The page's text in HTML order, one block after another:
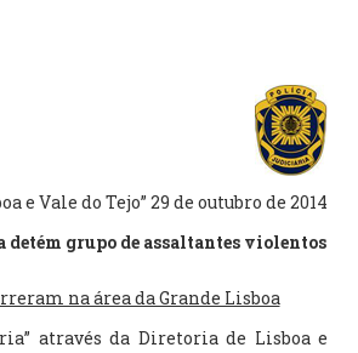
e Vale do Tejo” 29 de outubro de 2014
grupo de assaltantes violentos
na área da Grande Lisboa
através da Diretoria de Lisboa e